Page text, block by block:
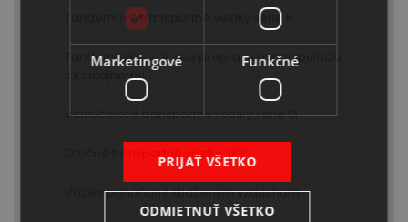
Tandemové transportné vozíky série K
Tandemové vozíky na prepravu a manipuláciu
s kontajnermi
Viacúčelové transportné vozíky série M
Otočné transportné vozíky JKB
Vozíky poháňané stlačeným vzduchom
Marketingové Funkčné
PRIJAŤ VŠETKO
ODMIETNUŤ VŠETKO